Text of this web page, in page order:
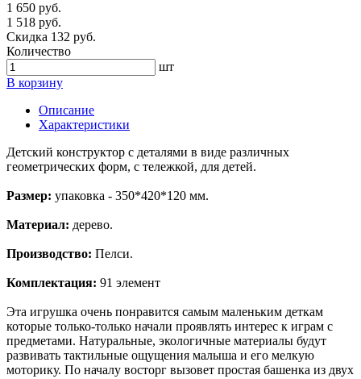
1 650 руб.
1 518 руб.
Скидка 132 руб.
Количество
шт
В корзину
Описание
Характеристики
Детский конструктор с деталями в виде различных
геометрических форм, с тележкой, для детей.
Размер: упаковка - 350*420*120 мм.
Материал: дерево.
Производство: Пелси.
Комплектация: 91 элемент
Эта игрушка очень понравится самым маленьким деткам
которые только-только начали проявлять интерес к играм с
предметами. Натуральные, экологичные материалы будут
развивать тактильные ощущения малыша и его мелкую
моторику. По началу восторг вызовет простая башенка из двух